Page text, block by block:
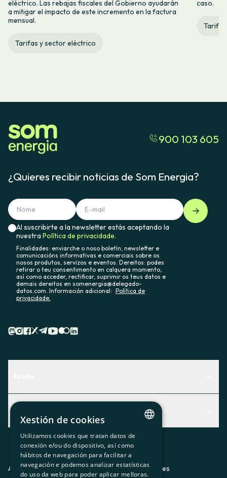
eléctrico. Las rebajas fiscales del Gobierno ayudarán
a mitigar el impacto de este incremento en la factura
mensual.
Tarifas y sector eléctrico
caso.
900 103 605
¿Quieres recibir noticias de Som Energia?
Al suscribirte a la newsletter estás aceptando la
nuestraPolítica de privacidade.
Finalidades: enviarche o noso boletín, newsletter e
comunicacións informativas e comerciais sobre os
nosos produtos, servizos e eventos. Dereitos: podes
retirar o teu consentimento en calquera momento,
así como acceder, rectificar, suprimir os teus datos e
demais dereitos en somenergia@delegado-
datos.com. Información adicional: Política de
privacidade.
Descubre qué servicio te encaja mejor
Contacto
Actualidad
O recuncho da socia
Prensa
Aviso legalPolítica de privacidadPolítica de cookies
CATALAN
SPANISH
GL
Xestión de cookies
Utilizamos cookies que tratan datos de
conexión e/ou do dispositivo, así como
hábitos de navegación para facilitar a
navegación e podemos analizar estatísticas
do uso da web para poder aplicar melloras.